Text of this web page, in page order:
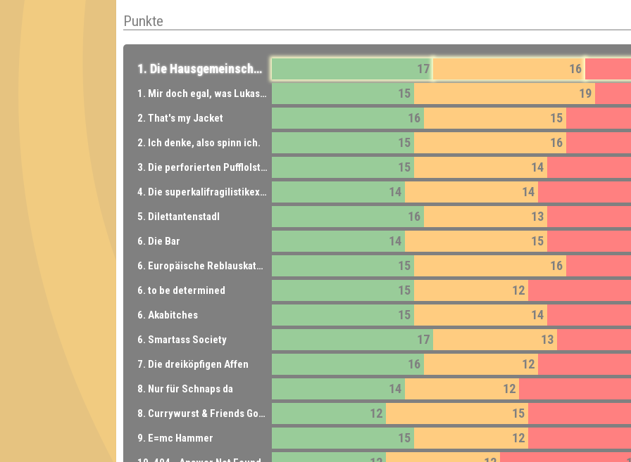
Punkte
1. Die Hausgemeinschaft 17 16
1. Mir doch egal, was Lukas sagt 15 19
2. That's my Jacket 16 15
2. Ich denke, also spinn ich. 15 16
3. Die perforierten Pufflolsterfolien 15 14
4. Die superkalifragilistikexpialigetischen Ritter:innen von Ni 14 14
5. Dilettantenstadl 16 13
6. Die Bar 14 15
6. Europäische Reblauskatastrophe 15 16
6. to be determined 15 12
6. Akabitches 15 14
6. Smartass Society 17 13
7. Die dreiköpfigen Affen 16 12
8. Nur für Schnaps da 14 12
8. Currywurst & Friends Goes Leipzig 12 15
9. E=mc Hammer 15 12